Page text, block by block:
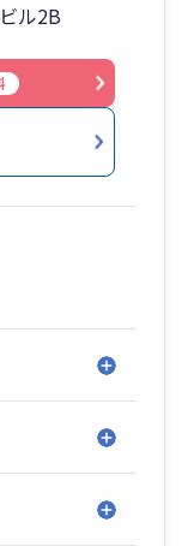
様に接して
。
ートではな
たえられる
ル2B